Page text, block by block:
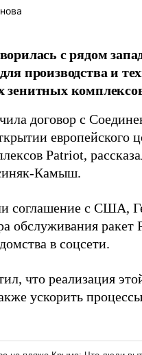
с рядом
производства и
зенитных
договор с
европейского
Patriot,
Камыш.
соглашение с США,
обслуживания ракет
в соцсети.
что реализация
ускорить